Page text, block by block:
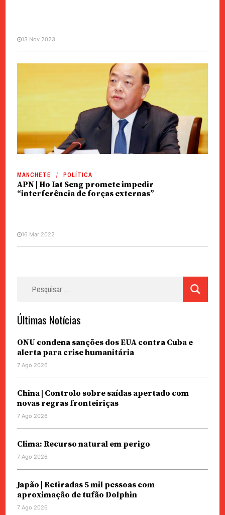
AL | Reforçado princípio de
“Macau governada por patriotas”
13 Nov 2023
MANCHETE POLÍTICA
APN | Ho Iat Seng promete impedir
“interferência de forças externas”
16 Mar 2022
Últimas Notícias
ONU condena sanções dos EUA contra Cuba e
alerta para crise humanitária
7 Ago 2026
China | Controlo sobre saídas apertado com
novas regras fronteiriças
7 Ago 2026
Clima: Recurso natural em perigo
7 Ago 2026
Japão | Retiradas 5 mil pessoas com
aproximação de tufão Dolphin
7 Ago 2026